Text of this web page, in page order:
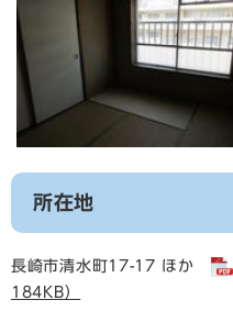
所在地
長崎市清水町17-17 ほか
184KB）